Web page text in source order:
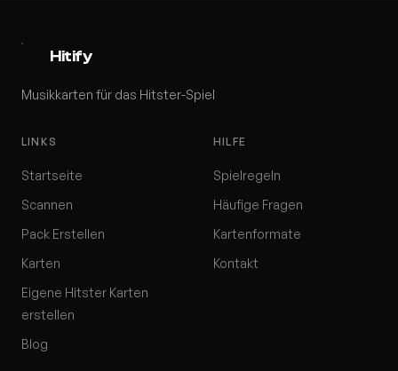
Hitify
Musikkarten für das Hitster-Spiel
LINKS
Startseite
Scannen
Pack Erstellen
Karten
Eigene Hitster Karten
erstellen
Blog
HILFE
Spielregeln
Häufige Fragen
Kartenformate
Kontakt